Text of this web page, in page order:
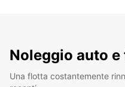
Noleggio auto
Una flotta costantemente